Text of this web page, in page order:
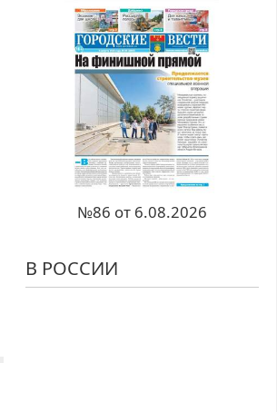
№86 от 6.08.2026
В РОССИИ